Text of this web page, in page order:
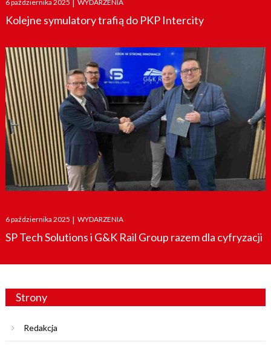
on
6 października 2025 WYDARZENIA
Kolejne symulatory trafią do PKP Intercity
Posted
on
6 października 2025 WYDARZENIA
SP Tech Solutions i G&K Rail Group razem dla cyfryzacji
Strony
Redakcja